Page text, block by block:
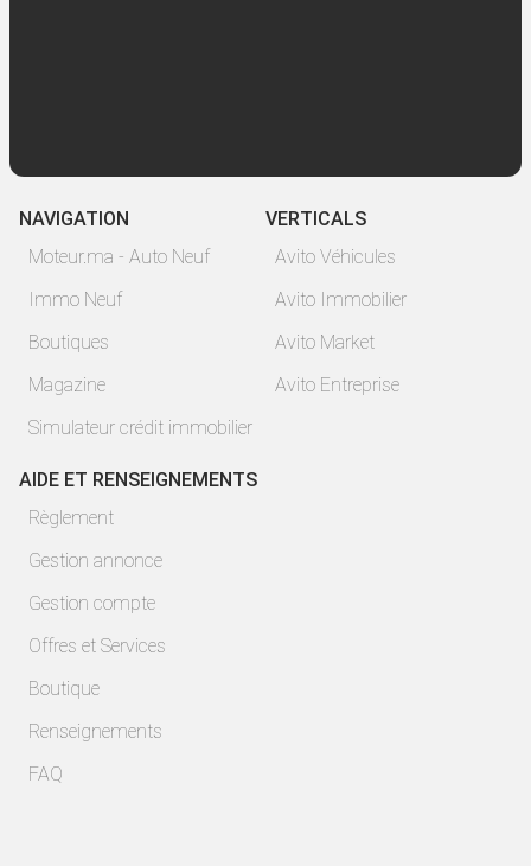
NAVIGATION
Moteur.ma - Auto Neuf
Immo Neuf
Boutiques
Magazine
Simulateur crédit immobilier
VERTICALS
Avito Véhicules
Avito Immobilier
Avito Market
Avito Entreprise
AIDE ET RENSEIGNEMENTS
Règlement
Gestion annonce
Gestion compte
Offres et Services
Boutique
Renseignements
FAQ